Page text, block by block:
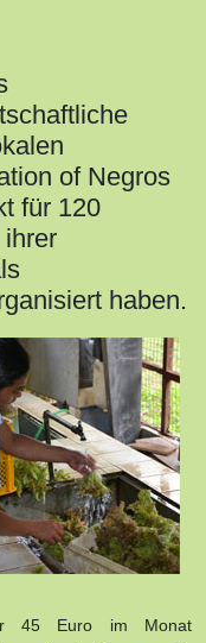
of Negros
für 120
haben.
45 Euro im Monat